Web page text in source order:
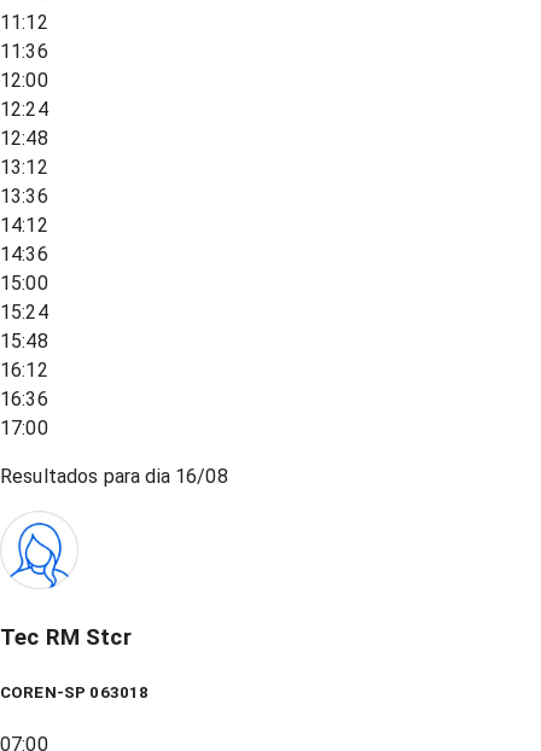
11:12
11:36
12:00
12:24
12:48
13:12
13:36
14:12
14:36
15:00
15:24
15:48
16:12
16:36
17:00
Resultados para dia 16/08
Tec RM Stcr
COREN-SP 063018
07:00